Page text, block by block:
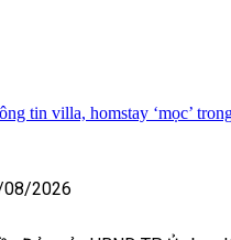
tin villa, homstay ‘mọc’
2026